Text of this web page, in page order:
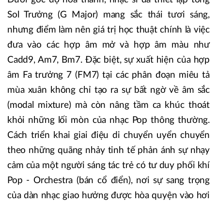
Sol Trưởng (G Major) mang sắc thái tươi sáng,
nhưng điểm làm nên giá trị học thuật chính là việc
đưa vào các hợp âm mở và hợp âm màu như
Cadd9, Am7, Bm7. Đặc biệt, sự xuất hiện của hợp
âm Fa trưởng 7 (FM7) tại các phân đoạn miêu tả
mùa xuân không chỉ tạo ra sự bất ngờ về âm sắc
(modal mixture) mà còn nâng tầm ca khúc thoát
khỏi những lối mòn của nhạc Pop thông thường.
Cách triển khai giai điệu di chuyển uyển chuyển
theo những quãng nhảy tinh tế phản ánh sự nhạy
cảm của một người sáng tác trẻ có tư duy phối khí
Pop - Orchestra (bán cổ điển), nơi sự sang trọng
của dàn nhạc giao hưởng được hòa quyện vào hơi